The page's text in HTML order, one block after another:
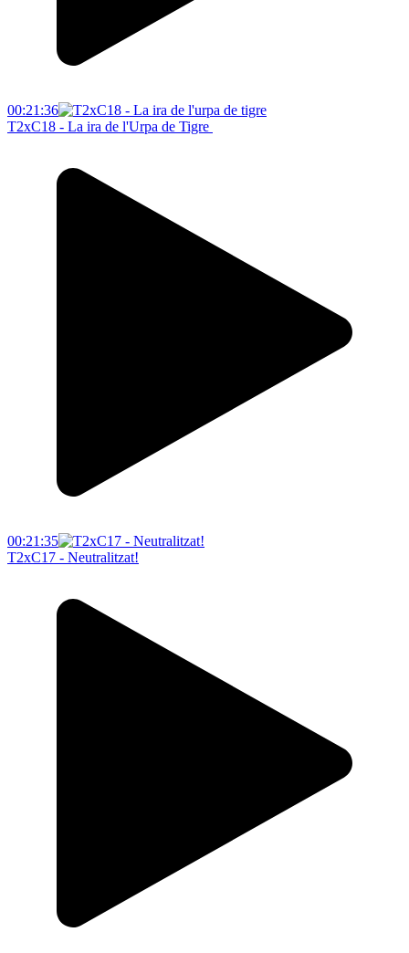
00:21:36
T2xC18 - La ira de l'Urpa de Tigre
00:21:35
T2xC17 - Neutralitzat!